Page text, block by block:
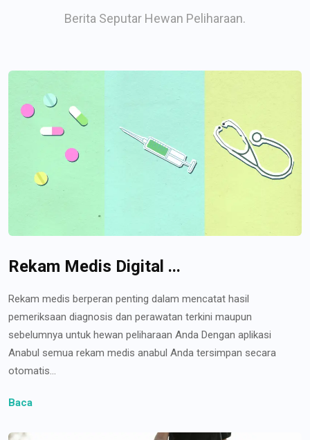
Berita Seputar Hewan Peliharaan.
Rekam Medis Digital ...
Rekam medis berperan penting dalam mencatat hasil
pemeriksaan diagnosis dan perawatan terkini maupun
sebelumnya untuk hewan peliharaan Anda Dengan aplikasi
Anabul semua rekam medis anabul Anda tersimpan secara
otomatis...
Baca